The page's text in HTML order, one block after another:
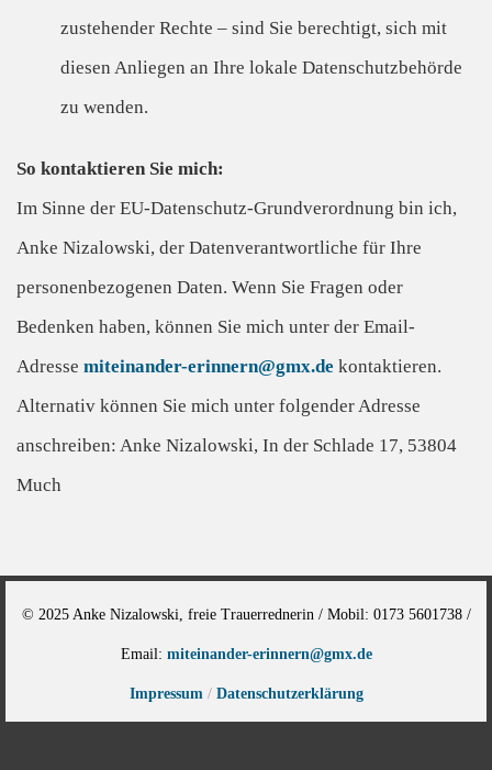
zustehender Rechte – sind Sie berechtigt, sich mit
diesen Anliegen an Ihre lokale Datenschutzbehörde
zu wenden.
So kontaktieren Sie mich:
Im Sinne der EU-Datenschutz-Grundverordnung bin ich,
Anke Nizalowski, der Datenverantwortliche für Ihre
personenbezogenen Daten. Wenn Sie Fragen oder
Bedenken haben, können Sie mich unter der Email-
Adresse miteinander-erinnern@gmx.de kontaktieren.
Alternativ können Sie mich unter folgender Adresse
anschreiben: Anke Nizalowski, In der Schlade 17, 53804
Much
© 2025 Anke Nizalowski, freie Trauerrednerin / Mobil: 0173 5601738 /
Email: miteinander-erinnern@gmx.de
Impressum/ Datenschutzerklärung